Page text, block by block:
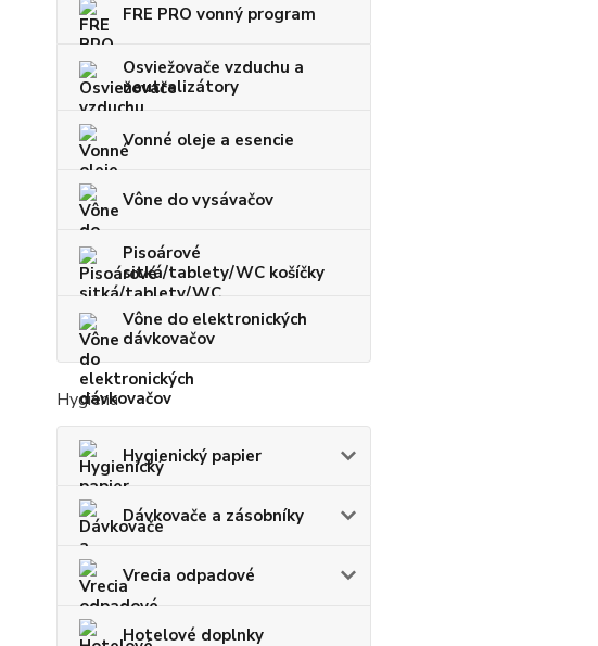
FRE PRO vonný program
Osviežovače vzduchu a
neutralizátory
Vonné oleje a esencie
Vône do vysávačov
Pisoárové
sitká/tablety/WC košíčky
Vône do elektronických
dávkovačov
Hygiena
Hygienický papier
Dávkovače a zásobníky
Vrecia odpadové
Hotelové doplnky